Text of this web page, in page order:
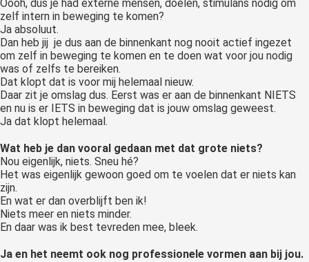
Oooh, dus je had externe mensen, doelen, stimulans nodig om
zelf intern in beweging te komen?
Ja absoluut.
Dan heb jij je dus aan de binnenkant nog nooit actief ingezet
om zelf in beweging te komen en te doen wat voor jou nodig
was of zelfs te bereiken.
Dat klopt dat is voor mij helemaal nieuw.
Daar zit je omslag dus. Eerst was er aan de binnenkant NIETS
en nu is er IETS in beweging dat is jouw omslag geweest.
Ja dat klopt helemaal.
Wat heb je dan vooral gedaan met dat grote niets?
Nou eigenlijk, niets. Sneu hé?
Het was eigenlijk gewoon goed om te voelen dat er niets kan
zijn.
En wat er dan overblijft ben ik!
Niets meer en niets minder.
En daar was ik best tevreden mee, bleek.
Ja en het neemt ook nog professionele vormen aan bij jou.